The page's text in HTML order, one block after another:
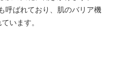
呼ばれており、肌のバリア機
います。